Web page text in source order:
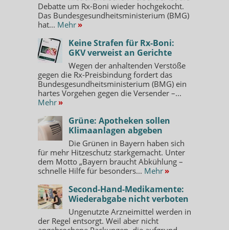
Debatte um Rx-Boni wieder hochgekocht.
Das Bundesgesundheitsministerium (BMG)
hat... Mehr »
Keine Strafen für Rx-Boni:
GKV verweist an Gerichte
Wegen der anhaltenden Verstöße
gegen die Rx-Preisbindung fordert das
Bundesgesundheitsministerium (BMG) ein
hartes Vorgehen gegen die Versender –...
Mehr »
Grüne: Apotheken sollen
Klimaanlagen abgeben
Die Grünen in Bayern haben sich
für mehr Hitzeschutz starkgemacht. Unter
dem Motto „Bayern braucht Abkühlung –
schnelle Hilfe für besonders... Mehr »
Second-Hand-Medikamente:
Wiederabgabe nicht verboten
Ungenutzte Arzneimittel werden in
der Regel entsorgt. Weil aber nicht